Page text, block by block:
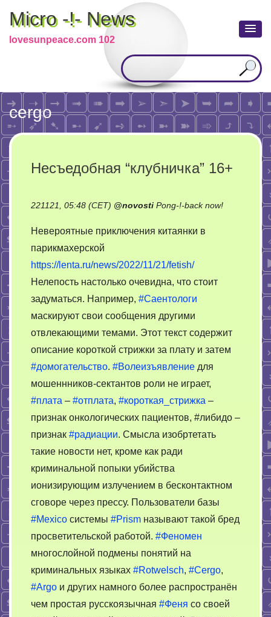
Micro -!- News
lovesunpeace.com 102
cergo
Несъедобная “клубничка” 16+
221121, 05:48 (CET) @novosti Pong-!-back now!on
Невероятные приключения китаянки в
парикмахерской
https://lenta.ru/news/2022/11/21/fetish/
Нелепость настолько очевидна, что стоит
задуматься. Например, #Саентологи
маскируют свои сообщения другими
отвлекающими темами. Этот текст содержит
описание короткой стрижки за плату и затем
#домогательство. #Волеизъявление для
мошеннников-сектантов роли не играет,
#плата – #отплата, #короткая_стрижка –
признак онкологических пациентов, #либидо –
признак #радиации. Смысла изобртетать
такие новости нет, кроме как ради
криминальной попыки убийства
ионизирующим излучением в бесконтактном
сговоре через прессу. Пользователи базы
#Mexico системы #Prism называют такой бред
просветительской работой. #Феномен
многослойной подмены понятий на
криминальных языках #Rotwelsch, #Cergo,
#Argo и других намного более распространён
чем простая русскоязычная #Феня со своей